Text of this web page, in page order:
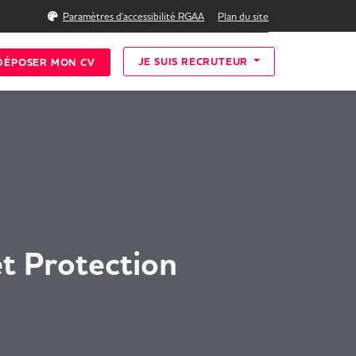
Paramètres d'accessibilité RGAA Plan du site
MON CV JE SUIS RECRUTEUR
Protection